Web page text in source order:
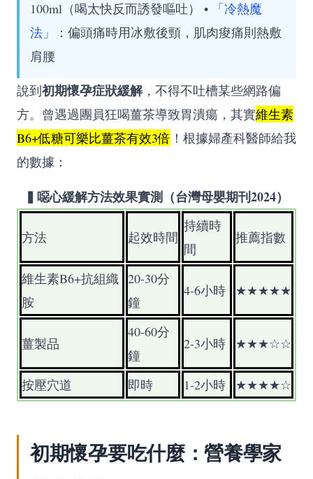
100ml（喝太快反而誘發嘔吐） •
「冷熱魔
法」
：偏頭痛時用冰敷後頸，肌肉痠痛則熱敷
肩腰
說到初期懷孕症狀緩解，不得不吐槽某些網路偏
方。曾遇過團員狂喝薑茶導致胃潰瘍，其實維生素
B6+低糖可樂比薑茶有效3倍 ！根據婦產科醫師給我
的數據：
▍噁心緩解方法效果實測（台灣母嬰期刊2024）
方法 起效時間
持續時
間
推薦指數
維生素B6+抗組織
胺
20-30分
鐘
4-6小時 ★★★★★
薑製品
40-60分
鐘
2-3小時 ★★★☆☆
按壓穴道 即時 1-2小時 ★★★★☆
初期懷孕要吃什麼：營養學家